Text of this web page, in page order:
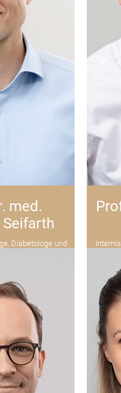
med.
Diabetologe und